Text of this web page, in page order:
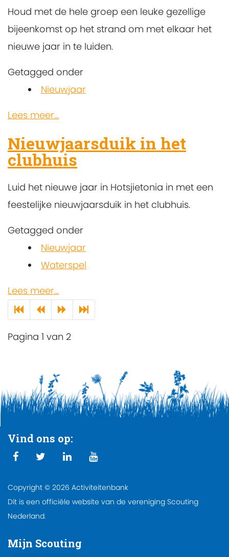
Houd met de hele groep een leuke gezellige
bijeenkomst op het strand om met elkaar het
nieuwe jaar in te luiden.
Getagged onder
Nieuwjaar
Lees meer...
Nieuwjaarsduik in het
clubhuis
Luid het nieuwe jaar in Hotsjietonia in met een
feestelijke nieuwjaarsduik in het clubhuis.
Getagged onder
Nieuwjaar
Waterspel
Lees meer...
Pagina 1 van 2
Vind ons op:
Copyright © 2026 Activiteitenbank
Dit is een officiële website van de vereniging Scouting
Nederland.
Mijn Scouting